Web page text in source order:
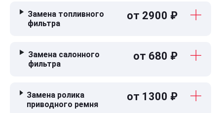
Замена топливного
фильтра
от 2900 ₽
Замена салонного
фильтра
от 680 ₽
Замена ролика
приводного ремня
от 1300 ₽